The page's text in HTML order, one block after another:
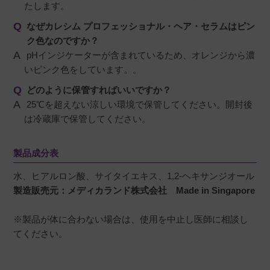
たします。
なぜカレシム プロフェッショナル・ヘア・セラムはピン
ク色なのですか？
pHインジケーターが含まれているため、オレンジから濃
いピンク色をしています。。
どのように保管すればいいですか？
25℃を超えない涼しい環境で保管してください。開封後
は冷蔵庫で保管してください。
製品成分表
水、ヒアルロン酸、サイタイエキス、1,2-ヘキサンジオール
製造販売元：メディカランド株式会社 Made in Singapore
※製品が体に合わない場合は、使用を中止し医師に相談し
てください。